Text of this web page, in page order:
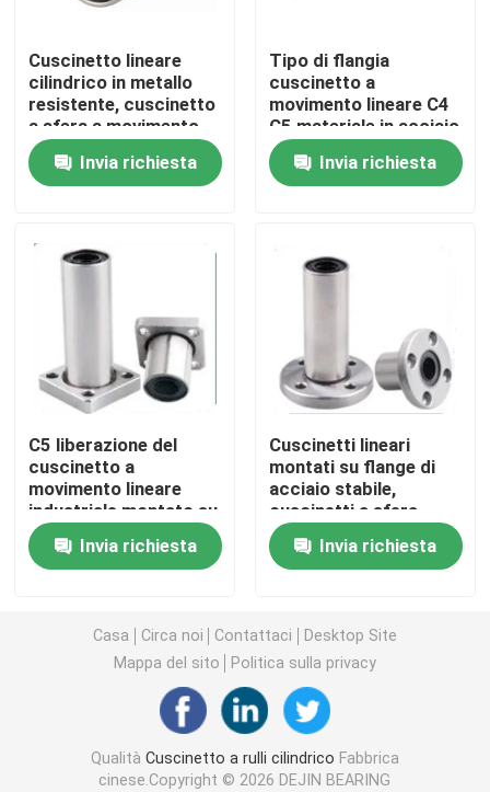
Notizie
Casi
Richiedere un preventivo
Cuscinetto a rulli affusolato
Pompa del sistema solare
Cuscinetto a sfera profondo della scanalatura
Cuscinetto a sfera angolare del contatto
Cuscinetto a sfera del contatto di quattro punti
cuscinetto a rulli spinto
Cuscinetto lineare
cilindrico in metallo
resistente, cuscinetto
a sfera a movimento
lineare industriale
Invia richiesta
Tipo di flangia
cuscinetto a
movimento lineare C4
C5 materiale in acciaio
libero
Invia richiesta
C5 liberazione del
cuscinetto a
movimento lineare
industriale montato su
una flange
Invia richiesta
Cuscinetti lineari
montati su flange di
acciaio stabile,
cuscinetti a sfera
polifunzionali con
movimento lineare
Invia richiesta
Casa Circa noi Contattaci
Desktop Site
Mappa del sito
Politica sulla privacy
Qualità Cuscinetto a rulli cilindrico Fabbrica
cinese.Copyright © 2026 DEJIN BEARING